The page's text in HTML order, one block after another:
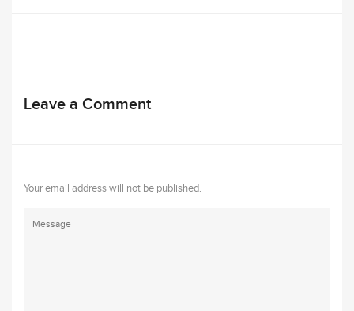
Leave a Comment
Your email address will not be published.